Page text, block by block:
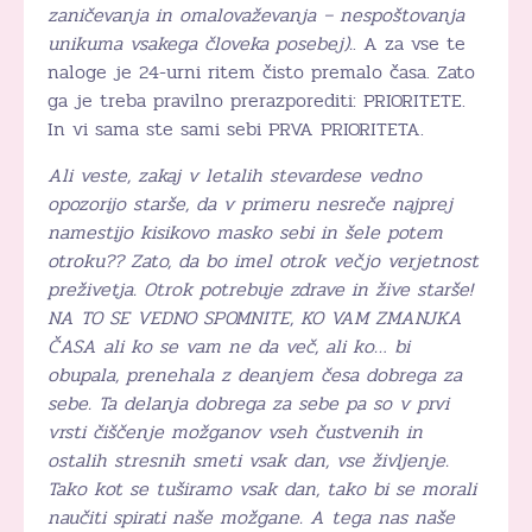
zaničevanja in omalovaževanja – nespoštovanja
unikuma vsakega človeka posebej).. A za vse te
naloge je 24-urni ritem čisto premalo časa. Zato
ga je treba pravilno prerazporediti: PRIORITETE.
In vi sama ste sami sebi PRVA PRIORITETA.
Ali veste, zakaj v letalih stevardese vedno
opozorijo starše, da v primeru nesreče najprej
namestijo kisikovo masko sebi in šele potem
otroku?? Zato, da bo imel otrok večjo verjetnost
preživetja. Otrok potrebuje zdrave in žive starše!
NA TO SE VEDNO SPOMNITE, KO VAM ZMANJKA
ČASA ali ko se vam ne da več, ali ko… bi
obupala, prenehala z deanjem česa dobrega za
sebe. Ta delanja dobrega za sebe pa so v prvi
vrsti čiščenje možganov vseh čustvenih in
ostalih stresnih smeti vsak dan, vse življenje.
Tako kot se tuširamo vsak dan, tako bi se morali
naučiti spirati naše možgane. A tega nas naše